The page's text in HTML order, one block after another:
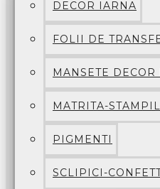
DECOR IARNA
FOLII DE
MANSETE DECOR
MATRITA-
PIGMENTI
SCLIPICI-